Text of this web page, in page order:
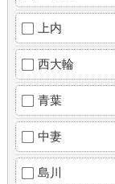
上内
西大輪
青葉
中妻
島川